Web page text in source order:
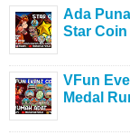
Ada
Star
VFun
Medal